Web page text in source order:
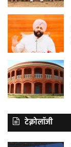
टेक्नोलॉजी